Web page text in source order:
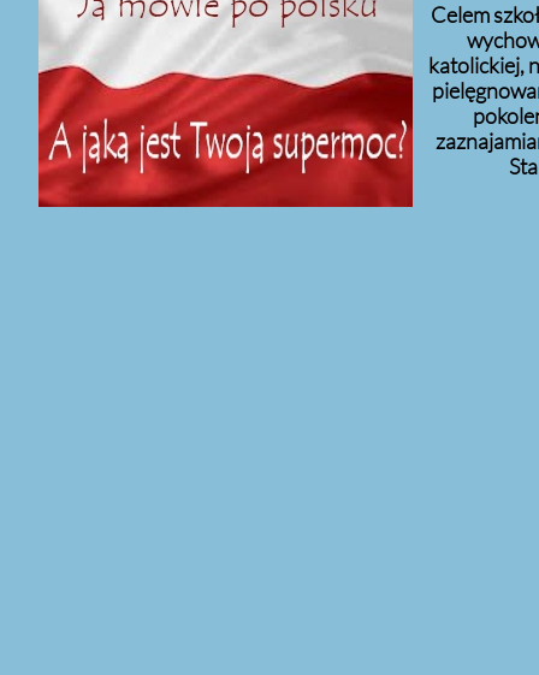
Celem
katolickiej,